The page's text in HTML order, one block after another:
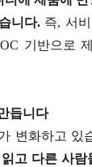
니다. 즉, 서
기반으로
듭니다
변화하고 있
고 다른 사람